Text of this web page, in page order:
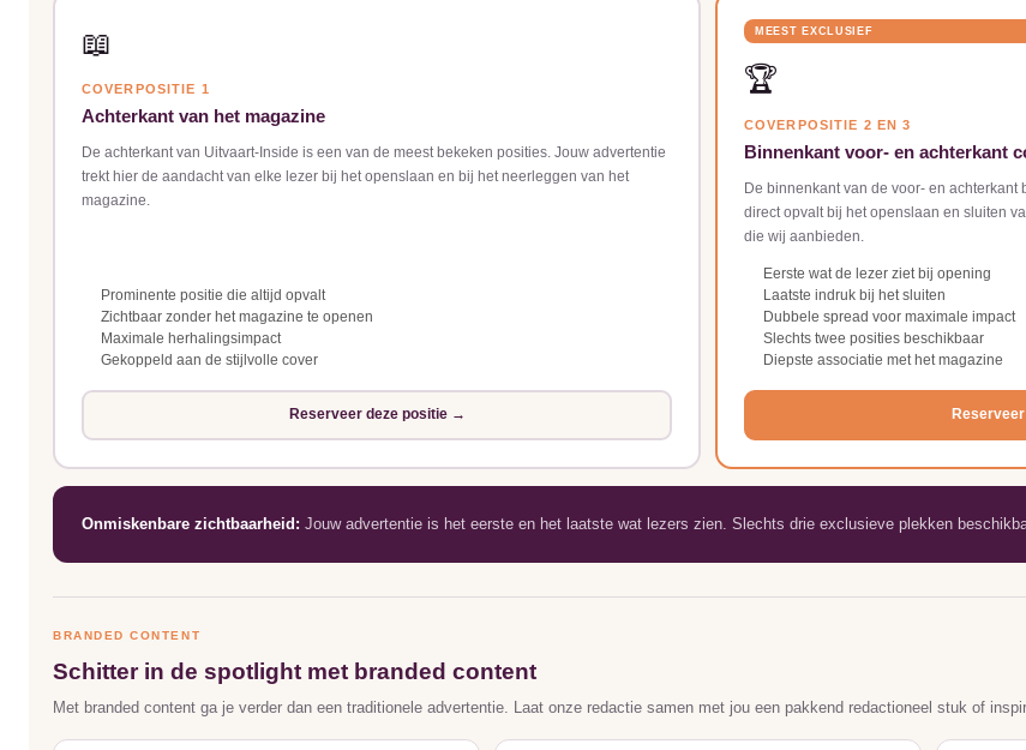
📖
COVERPOSITIE 1
Achterkant van het magazine
De achterkant van Uitvaart-Inside is een van de meest bekeken posities. Jouw advertentie
trekt hier de aandacht van elke lezer bij het openslaan en bij het neerleggen van het
magazine.
Prominente positie die altijd opvalt
Zichtbaar zonder het magazine te openen
Maximale herhalingsimpact
Gekoppeld aan de stijlvolle cover
Reserveer deze positie →
MEEST EXCLUSIEF
🏆
COVERPOSITIE 2 EN 3
Binnenkant voor- en achterkant
De binnenkant van de voor- en
direct opvalt bij het openslaan en sluiten
die wij aanbieden.
Eerste wat de lezer ziet bij opening
Laatste indruk bij het sluiten
Dubbele spread voor maximale impact
Slechts twee posities beschikbaar
Diepste associatie met het magazine
Onmiskenbare zichtbaarheid: Jouw advertentie is het eerste en het laatste wat lezers zien. Slechts drie exclusieve plekken
BRANDED CONTENT
Schitter in de spotlight met branded content
Met branded content ga je verder dan een traditionele advertentie. Laat onze redactie samen met jou een pakkend redactioneel stuk of